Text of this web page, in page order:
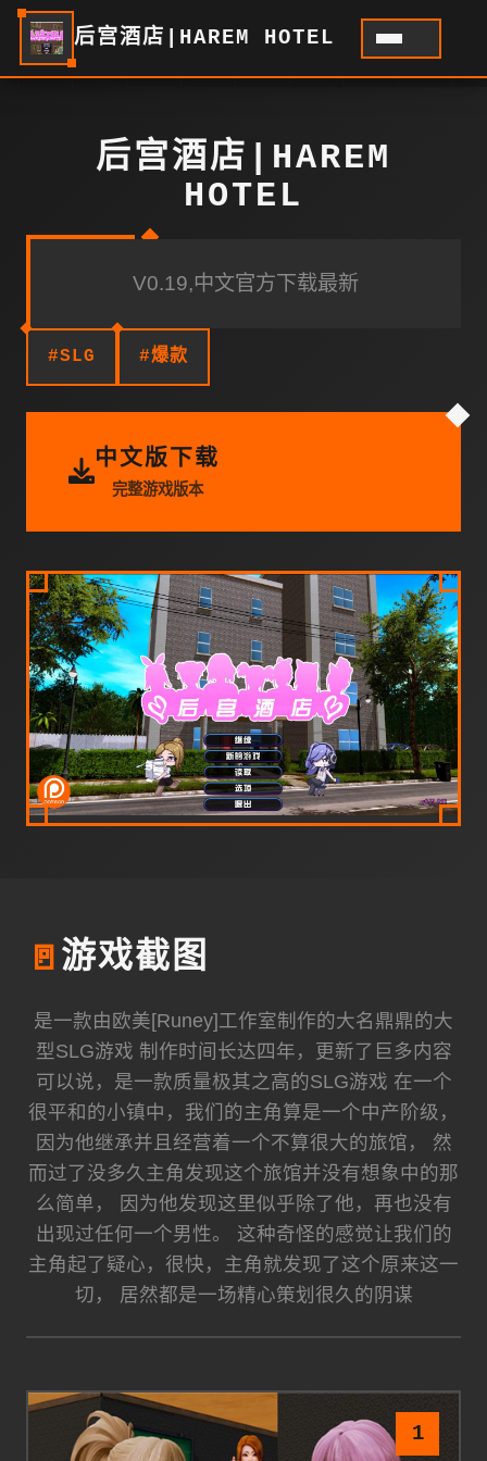
后宫酒店|HAREM HOTEL
后宫酒店|HAREM
HOTEL
V0.19,中文官方下载最新
#SLG #爆款
中文版下载
完整游戏版本
🚪游戏截图
是一款由欧美[Runey]工作室制作的大名鼎鼎的大
型SLG游戏 制作时间长达四年，更新了巨多内容
可以说，是一款质量极其之高的SLG游戏 在一个
很平和的小镇中，我们的主角算是一个中产阶级，
因为他继承并且经营着一个不算很大的旅馆， 然
而过了没多久主角发现这个旅馆并没有想象中的那
么简单， 因为他发现这里似乎除了他，再也没有
出现过任何一个男性。 这种奇怪的感觉让我们的
主角起了疑心，很快，主角就发现了这个原来这一
切， 居然都是一场精心策划很久的阴谋
1